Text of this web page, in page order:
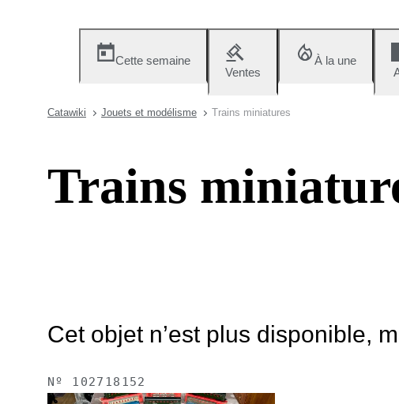
Cette semaine
Ventes
À la une
Catawiki Jouets et modélisme Trains miniatures
Trains
Cet objet n’est plus disponible,
Nº 102718152